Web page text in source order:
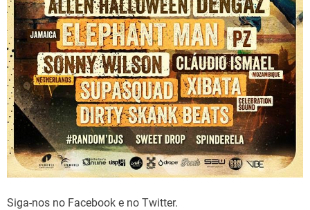
Siga-nos no Facebook e no Twitter.